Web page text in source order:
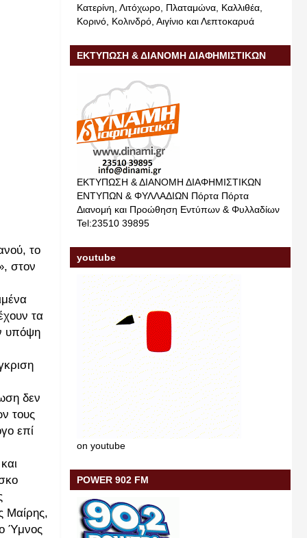
το
στον
τα
υπόψη
δεν
τους
επί
Μαίρης,
Ύμνος
Κατερίνη, Λιτόχωρο, Πλαταμώνα, Καλλιθέα,
Κορινό, Κολινδρό, Αιγίνιο και Λεπτοκαρυά
ΕΚΤΥΠΩΣΗ & ΔΙΑΝΟΜΗ ΔΙΑΦΗΜΙΣΤΙΚΩΝ
ΕΚΤΥΠΩΣΗ & ΔΙΑΝΟΜΗ ΔΙΑΦΗΜΙΣΤΙΚΩΝ
ΕΝΤΥΠΩΝ & ΦΥΛΛΑΔΙΩΝ Πόρτα Πόρτα
Διανομή και Προώθηση Εντύπων & Φυλλαδίων
Tel:23510 39895
youtube
on youtube
POWER 902 FM